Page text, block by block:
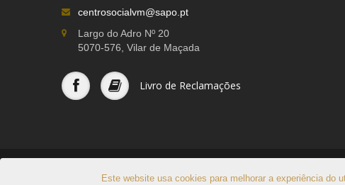
centrosocialvm@sapo.pt
Largo do Adro Nº 20
5070-576, Vilar de Maçada
Livro de Reclamações
Todos os direitos reservados | Consultar aPolítica de
Este website usa cookies para melhorar a experiência do